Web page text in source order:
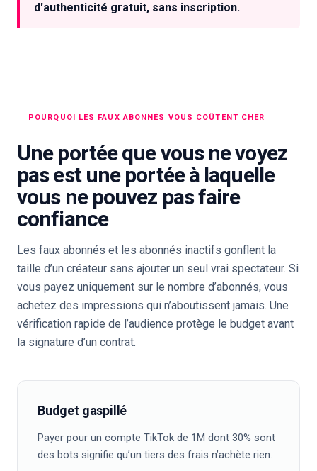
d'authenticité gratuit, sans inscription.
POURQUOI LES FAUX ABONNÉS VOUS COÛTENT CHER
Une portée que vous ne voyez
pas est une portée à laquelle
vous ne pouvez pas faire
confiance
Les faux abonnés et les abonnés inactifs gonflent la
taille d’un créateur sans ajouter un seul vrai spectateur. Si
vous payez uniquement sur le nombre d’abonnés, vous
achetez des impressions qui n’aboutissent jamais. Une
vérification rapide de l’audience protège le budget avant
la signature d’un contrat.
Budget gaspillé
Payer pour un compte TikTok de 1M dont 30% sont
des bots signifie qu’un tiers des frais n’achète rien.